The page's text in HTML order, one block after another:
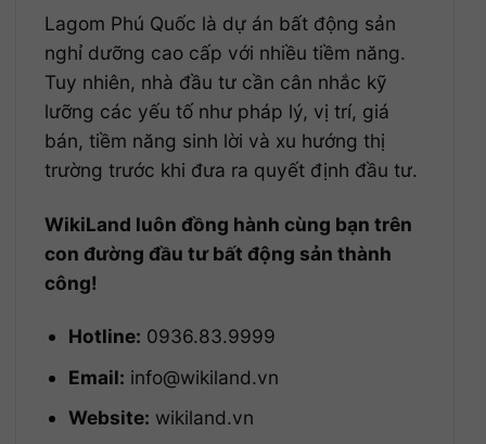
Lagom Phú Quốc là dự án bất động sản
nghỉ dưỡng cao cấp với nhiều tiềm năng.
Tuy nhiên, nhà đầu tư cần cân nhắc kỹ
lưỡng các yếu tố như pháp lý, vị trí, giá
bán, tiềm năng sinh lời và xu hướng thị
trường trước khi đưa ra quyết định đầu tư.
WikiLand luôn đồng hành cùng bạn trên
con đường đầu tư bất động sản thành
công!
Hotline: 0936.83.9999
Email: info@wikiland.vn
Website: wikiland.vn